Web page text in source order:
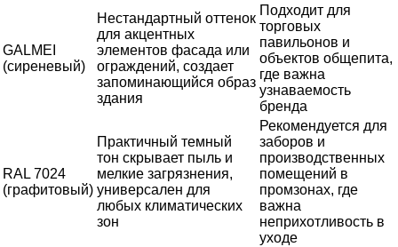
GALMEI
(сиреневый)
Нестандартный оттенок
для акцентных
элементов фасада или
ограждений, создает
запоминающийся образ
здания
Подходит для
торговых
павильонов и
объектов общепита,
где важна
узнаваемость
бренда
RAL 7024
(графитовый)
Практичный темный
тон скрывает пыль и
мелкие загрязнения,
универсален для
любых климатических
зон
Рекомендуется для
заборов и
производственных
помещений в
промзонах, где
важна
неприхотливость в
уходе